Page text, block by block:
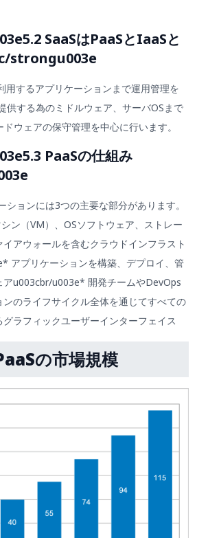
SaaSはPaaSとIaaSと
strongu003e
用するアプリケーションまで運用管理を
供する為のミドルウェア、サーバOSまで
ウェアの保守管理を中心に行います。
PaaSの仕組み
ションには3つの主要な部分があります。
ン（VM）、OSソフトウェア、ストレー
アウォールを含むクラウドインフラスト
アプリケーションを構築、デプロイ、管
アu003cbr/u003e* 開発チームやDevOps
のライフサイクル全体を通じてすべての
ラフィックユーザーインターフェイス
の市場規模